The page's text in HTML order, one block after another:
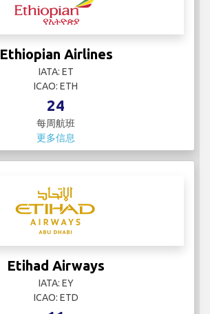
Ethiopian Airlines
IATA: ET
ICAO: ETH
24
每周航班
更多信息
Etihad Airways
IATA: EY
ICAO: ETD